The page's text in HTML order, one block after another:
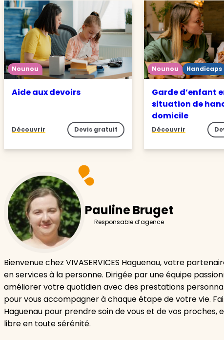
Nounou
Aide aux devoirs
Découvrir Devis gratuit
Nounou Handicaps
Garde d’enfant
situation de
domicile
Découvrir
Pauline Bruget
Responsable d’agence
Bienvenue chez VIVASERVICES Haguenau, votre
en services à la personne. Dirigée par une équipe
améliorer votre quotidien avec des prestations
pour vous accompagner à chaque étape de votre vie.
Haguenau pour prendre soin de vous et de vos
libre en toute sérénité.